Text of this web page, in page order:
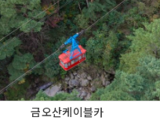
금오산케이블카